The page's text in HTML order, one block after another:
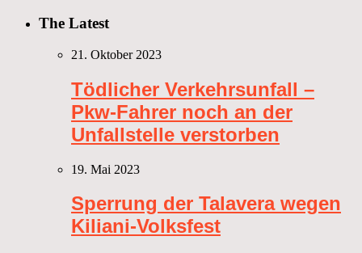
The Latest
21. Oktober 2023
Tödlicher Verkehrsunfall –
Pkw-Fahrer noch an der
Unfallstelle verstorben
19. Mai 2023
Sperrung der Talavera wegen
Kiliani-Volksfest